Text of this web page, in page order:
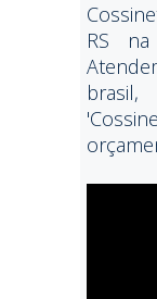
RS na